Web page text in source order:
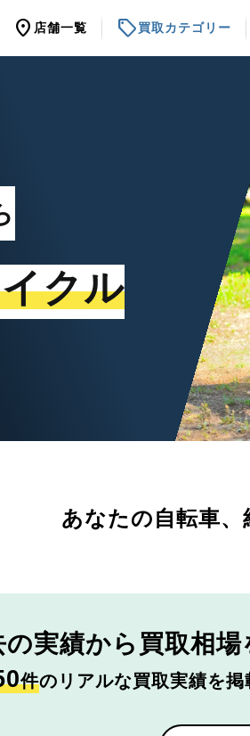
location_on 店舗一覧 sell買取カテゴリー
クル
あなたの自転車、
の実績から 買取相
件のリアルな買取実績を掲